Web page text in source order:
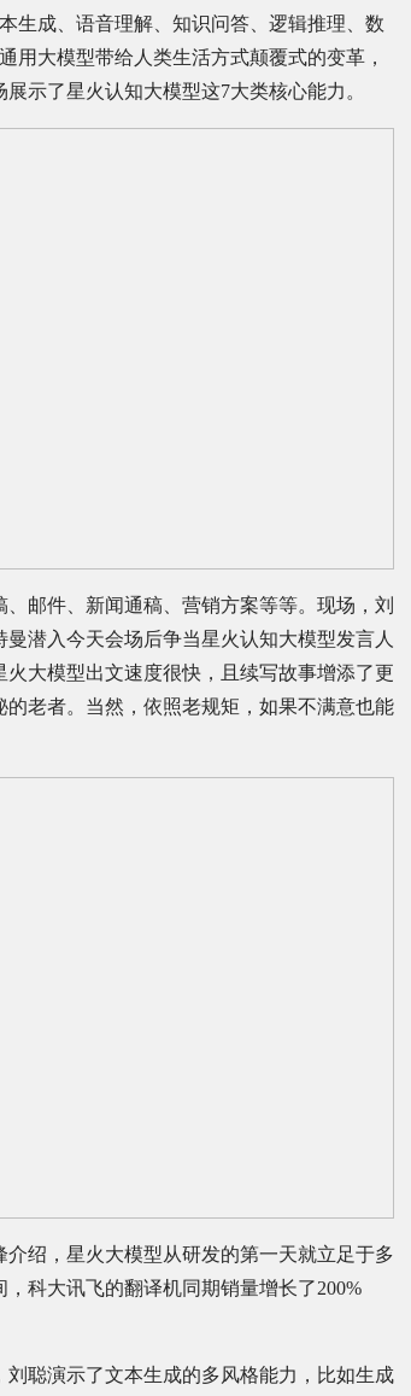
生成、语音理解、知识问答、逻辑推理、数
用大模型带给人类生活方式颠覆式的变革，
示了星火认知大模型这7大类核心能力。
邮件、新闻通稿、营销方案等等。现场，刘
潜入今天会场后争当星火认知大模型发言人
大模型出文速度很快，且续写故事增添了更
老者。当然，依照老规矩，如果不满意也能
绍，星火大模型从研发的第一天就立足于多
科大讯飞的翻译机同期销量增长了200%
聪演示了文本生成的多风格能力，比如生成